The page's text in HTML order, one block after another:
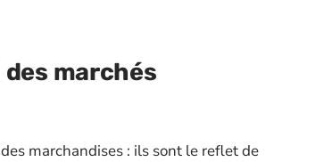
marchés
marchandises : ils sont le reflet de